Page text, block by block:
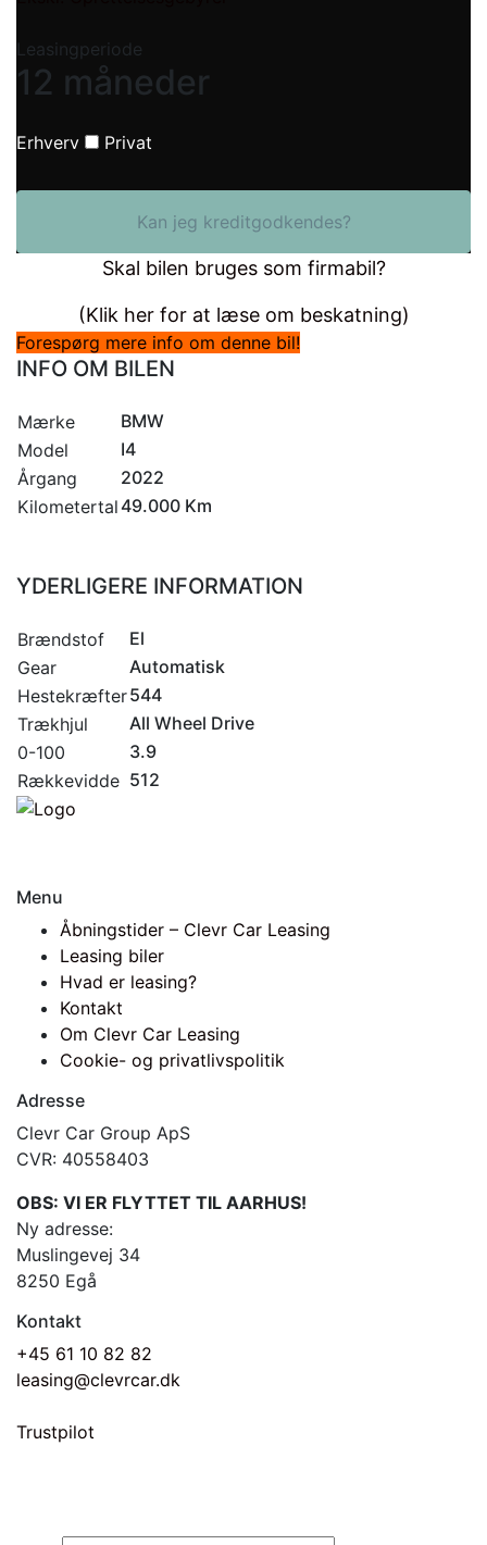
Leasingperiode
12 måneder
Erhverv Privat
Kan jeg kreditgodkendes?
Skal bilen bruges som firmabil?
(Klik her for at læse om beskatning)
Forespørg mere info om denne bil!
INFO OM BILEN
Mærke
BMW
Model
I4
Årgang
2022
Kilometertal49.000 Km
YDERLIGERE INFORMATION
Brændstof
El
Gear
Automatisk
Hestekræfter544
Trækhjul
All Wheel Drive
0-100
3.9
Rækkevidde 512
Menu
Åbningstider – Clevr Car Leasing
Leasing biler
Hvad er leasing?
Kontakt
Om Clevr Car Leasing
Cookie- og privatlivspolitik
Adresse
Clevr Car Group ApS
CVR: 40558403
OBS: VI ER FLYTTET TIL AARHUS!
Ny adresse:
Muslingevej 34
8250 Egå
Kontakt
+45 61 10 82 82
leasing@clevrcar.dk
Trustpilot